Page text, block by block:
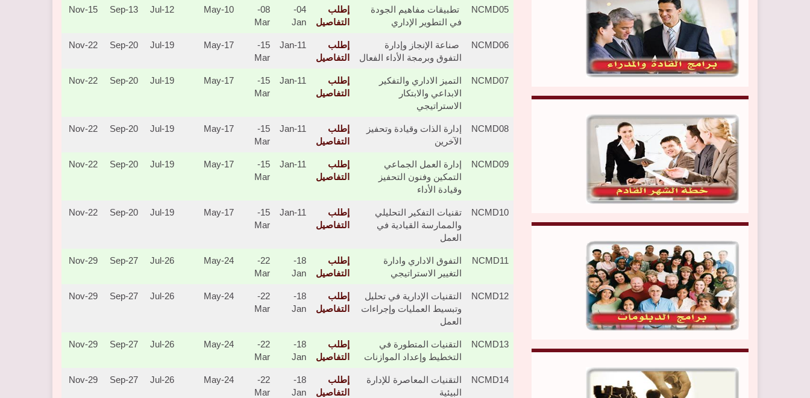
NCMD05
تطبيقات مفاهيم الجودة
في التطوير الإداري
إطلب
التفاصيل
04-
Jan
08-
Mar
10-May
12-Jul
13-Sep
15-Nov
NCMD06
​​​ صناعة الإنجاز وإدارة
التفوق وبرمجة الأداء الفعال
إطلب
التفاصيل
11-Jan
15-
Mar
17-May
19-Jul
20-Sep
22-Nov
NCMD07
​​​التميز الاداري والتفكير
الابداعي والابتكار
الاستراتيجي
إطلب
التفاصيل
11-Jan
15-
Mar
17-May
19-Jul
20-Sep
22-Nov
NCMD08
​​​إدارة الذات وقيادة وتحفيز
الآخرين
إطلب
التفاصيل
11-Jan
15-
Mar
17-May
19-Jul
20-Sep
22-Nov
NCMD09
​​​إدارة العمل الجماعي
التمكين وفنون التحفيز
وقيادة الأداء
إطلب
التفاصيل
11-Jan
15-
Mar
17-May
19-Jul
20-Sep
22-Nov
NCMD10
​​​تقنيات التفكير التحليلي
والممارسة القيادية في
العمل
إطلب
التفاصيل
11-Jan
15-
Mar
17-May
19-Jul
20-Sep
22-Nov
NCMD11
التفوق الاداري وادارة
التغيير الاستراتيجي
إطلب
التفاصيل
18-
Jan
22-
Mar
24-May
26-Jul
27-Sep
29-Nov
NCMD12
التقنيات الإدارية في تحليل
وتبسيط العمليات وإجراءات
العمل
إطلب
التفاصيل
18-
Jan
22-
Mar
24-May
26-Jul
27-Sep
29-Nov
NCMD13
التقنيات المتطورة في
التخطيط وإعداد الموازنات
إطلب
التفاصيل
18-
Jan
22-
Mar
24-May
26-Jul
27-Sep
29-Nov
NCMD14
التقنيات المعاصرة للإدارة
البيئية
إطلب
التفاصيل
18-
Jan
22-
Mar
24-May
26-Jul
27-Sep
29-Nov